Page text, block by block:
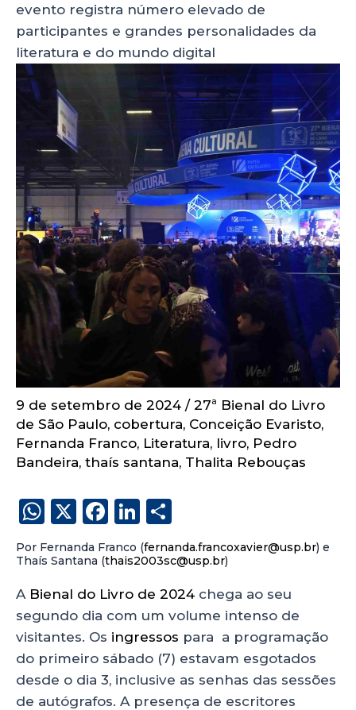
evento registra número elevado de
participantes e grandes personalidades da
literatura e do mundo digital
9 de setembro de 2024 / 27ª Bienal do Livro
de São Paulo, cobertura, Conceição Evaristo,
Fernanda Franco, Literatura, livro, Pedro
Bandeira, thaís santana, Thalita Rebouças
W
h
a
ts
A
p
p
X
F
a
c
e
b
o
o
k
Li
n
k
e
dI
n
h
a
re
Por Fernanda Franco (fernanda.francoxavier@usp.br) e
Thaís Santana (thais2003sc@usp.br)
A Bienal do Livro de 2024 chega ao seu
segundo dia com um volume intenso de
visitantes. Os ingressos para a programação
do primeiro sábado (7) estavam esgotados
desde o dia 3, inclusive as senhas das sessões
de autógrafos. A presença de escritores